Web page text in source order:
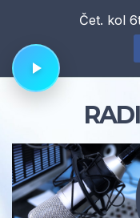
content
Čet. kol